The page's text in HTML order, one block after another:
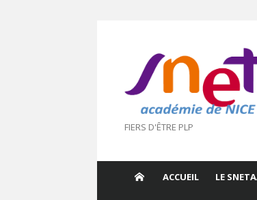
FIERS D'ÊTRE PLP
ACCUEIL LE